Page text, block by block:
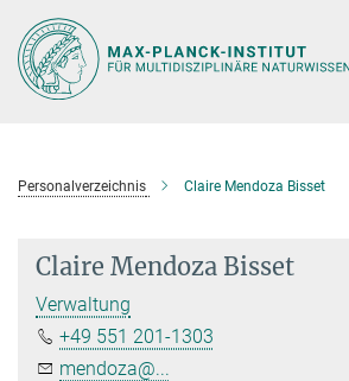
Hauptinhalt
Personalverzeichnis Claire Mendoza Bisset
Claire Mendoza Bisset
Verwaltung
+49 551 201-1303
mendoza@...